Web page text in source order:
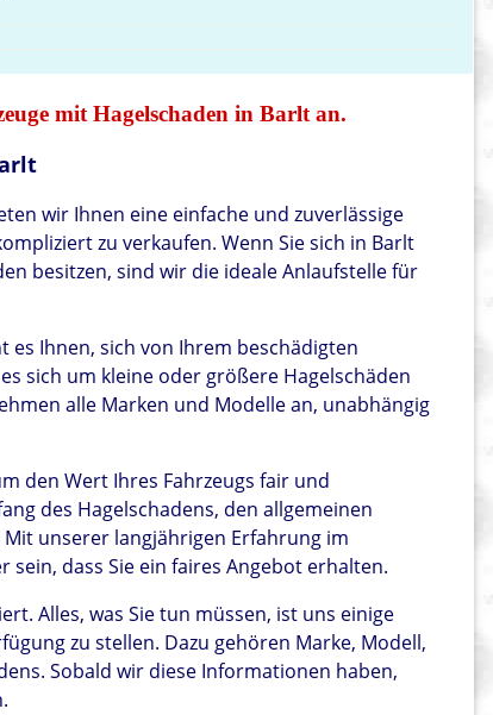
mit Hagelschaden in Barlt an.
wir Ihnen eine einfache und zuverlässige
zu verkaufen. Wenn Sie sich in Barlt
besitzen, sind wir die ideale Anlaufstelle für
Ihnen, sich von Ihrem beschädigten
sich um kleine oder größere Hagelschäden
alle Marken und Modelle an, unabhängig
den Wert Ihres Fahrzeugs fair und
des Hagelschadens, den allgemeinen
unserer langjährigen Erfahrung im
dass Sie ein faires Angebot erhalten.
Alles, was Sie tun müssen, ist uns einige
zu stellen. Dazu gehören Marke, Modell,
Sobald wir diese Informationen haben,